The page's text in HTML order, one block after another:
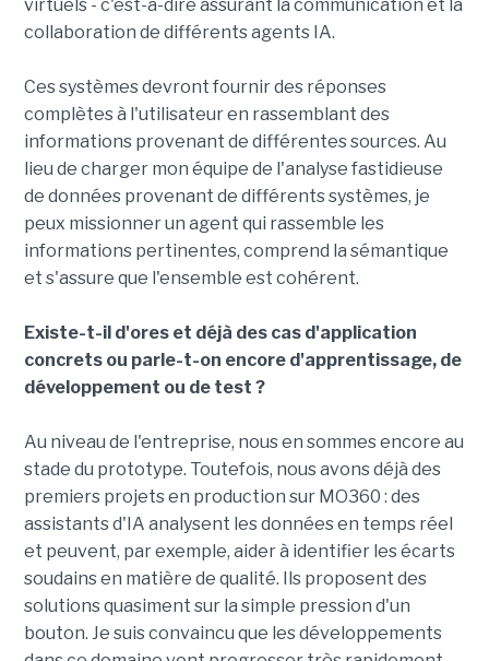
virtuels - c'est-à-dire assurant la communication et la
collaboration de différents agents IA.
Ces systèmes devront fournir des réponses
complètes à l'utilisateur en rassemblant des
informations provenant de différentes sources. Au
lieu de charger mon équipe de l'analyse fastidieuse
de données provenant de différents systèmes, je
peux missionner un agent qui rassemble les
informations pertinentes, comprend la sémantique
et s'assure que l'ensemble est cohérent.
Existe-t-il d'ores et déjà des cas d'application
concrets ou parle-t-on encore d'apprentissage, de
développement ou de test ?
Au niveau de l'entreprise, nous en sommes encore au
stade du prototype. Toutefois, nous avons déjà des
premiers projets en production sur MO360 : des
assistants d'IA analysent les données en temps réel
et peuvent, par exemple, aider à identifier les écarts
soudains en matière de qualité. Ils proposent des
solutions quasiment sur la simple pression d'un
bouton. Je suis convaincu que les développements